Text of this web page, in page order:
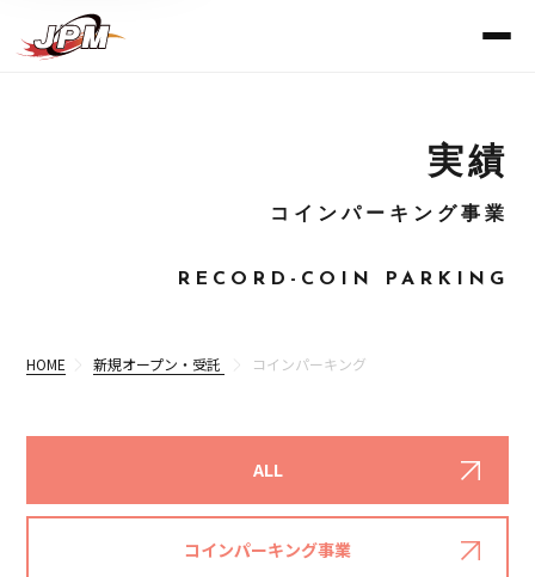
実績
コインパーキング事業
RECORD-COIN PARKING
HOME 新規オープン・受託 コインパーキング
ALL
コインパーキング事業